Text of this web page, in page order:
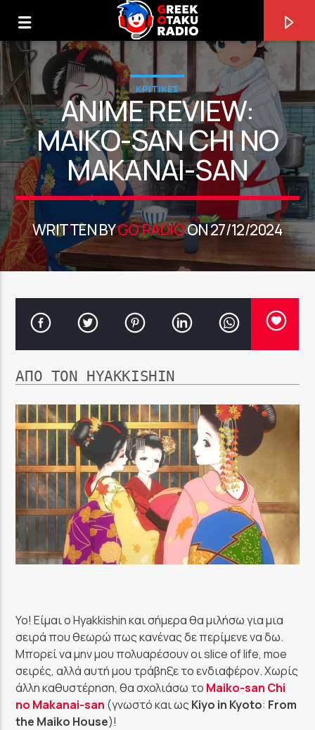
0:00
ΤΩΡΑ ΠΑΙΖΕΙ
GoRadio
ΚΡΙΤΙΚΕΣ
ANIME REVIEW:
MAIKO-SAN CHI NO
MAKANAI-SAN
WRITTEN BYGO RADIOON 27/12/2024
ΑΠΌ ΤΟΝ HYAKKISHIN
Yo! Είμαι ο Hyakkishin και σήμερα θα μιλήσω για μια
σειρά που θεωρώ πως κανένας δε περίμενε να δω.
Μπορεί να μην μου πολυαρέσουν οι slice of life, moe
σειρές, αλλά αυτή μου τράβηξε το ενδιαφέρον. Χωρίς
άλλη καθυστέρηση, θα σχολιάσω το Maiko-san Chi
no Makanai-san (γνωστό και ως Kiyo in Kyoto: From
the Maiko House)!